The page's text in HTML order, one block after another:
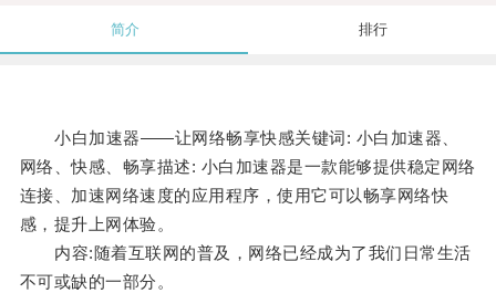
简介 排行
小白加速器——让网络畅享快感关键词: 小白加速器、
网络、快感、畅享描述: 小白加速器是一款能够提供稳定网络
连接、加速网络速度的应用程序，使用它可以畅享网络快
感，提升上网体验。
内容:随着互联网的普及，网络已经成为了我们日常生活
不可或缺的一部分。